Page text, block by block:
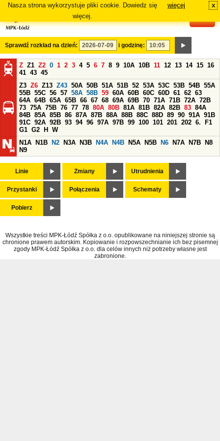
Nasza strona wykorzystuje pliki cookie. Dowiedz się
więcej.
więcej x
Sprawdź rozkład na dzień: i godzinę:
Z Z1 Z2 0 1 2 3 4 5 6 7 8 9 10A 10B 11 12 13 14 15 16
41 43 45
Z3 Z6 Z13 Z43 50A 50B 51A 51B 52 53A 53C 53B 54B 55A
55B 55C 56 57 58A 58B 59 60A 60B 60C 60D 61 62 63
64A 64B 65A 65B 66 67 68 69A 69B 70 71A 71B 72A 72B
73 75A 75B 76 77 78 80A 80B 81A 81B 82A 82B 83 84A
84B 85A 85B 86 87A 87B 88A 88B 88C 88D 89 90 91A 91B
91C 92A 92B 93 94 96 97A 97B 99 100 101 201 202 6.
F1
G1 G2 H
W
N1A
N1B N2 N3A N3B N4A N4B N5A N5B N6 N7A N7B
N8
N9
Linie Zmiany Utrudnienia
Przystanki Połączenia Schematy
Pobierz
Wszystkie treści MPK-Łódź Spółka z o.o. opublikowane na niniejszej stronie są
chronione prawem autorskim. Kopiowanie i rozpowszechnianie ich bez pisemnej
zgody MPK-Łódź Spółka z o.o. dla celów innych niż potrzeby własne jest
zabronione.